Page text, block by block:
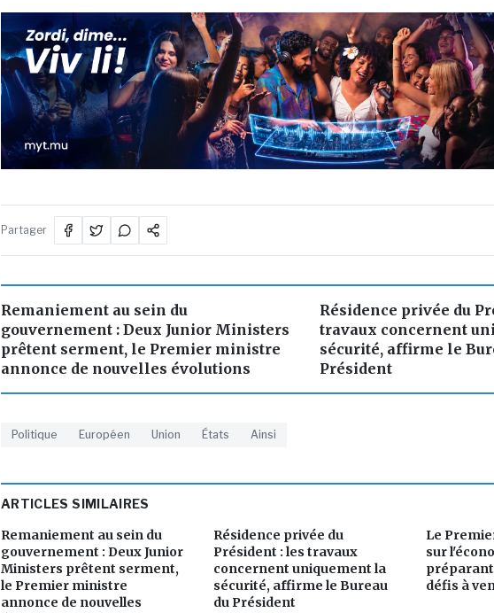
Partager
Remaniement au sein du
gouvernement : Deux Junior Ministers
prêtent serment, le Premier ministre
annonce de nouvelles évolutions
Résidence privée du
travaux concernent
sécurité, affirme le
Président
Politique Européen Union États Ainsi
ARTICLES SIMILAIRES
Remaniement au sein du
gouvernement : Deux Junior
Ministers prêtent serment,
le Premier ministre
annonce de nouvelles
Résidence privée du
Président : les travaux
concernent uniquement la
sécurité, affirme le Bureau
du Président
Le
sur
défis à